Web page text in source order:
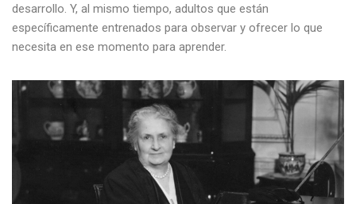
desarrollo. Y, al mismo tiempo, adultos que están
específicamente entrenados para observar y ofrecer lo que
necesita en ese momento para aprender.